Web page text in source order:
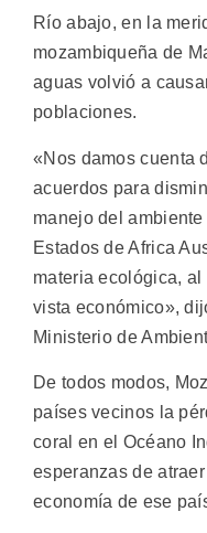
Río abajo, en la
mozambiqueña de
aguas volvió a
poblaciones.
«Nos damos cuenta
acuerdos para
manejo del
Estados de Africa
materia ecológica,
vista económico»,
Ministerio de
De todos modos,
países vecinos la
coral en el Océano
esperanzas de
economía de ese